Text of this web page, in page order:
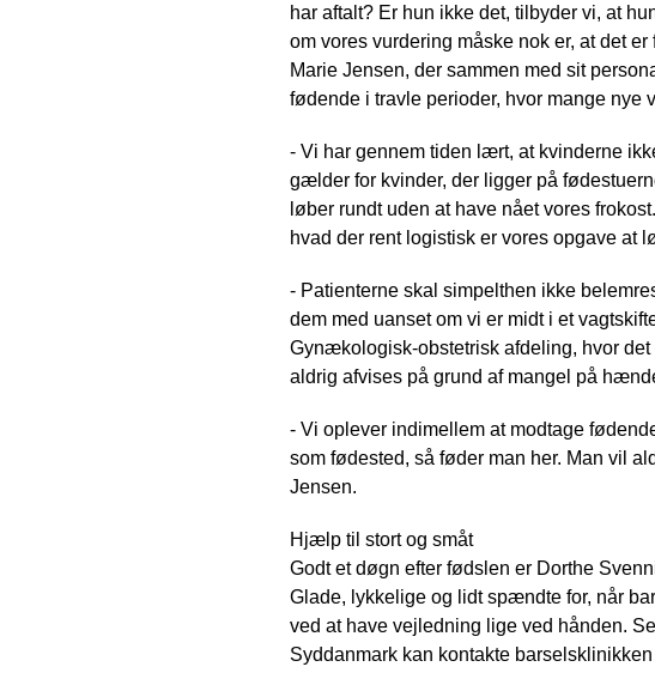
har aftalt? Er hun ikke det, tilbyder vi, at
om vores vurdering måske nok er, at det
Marie Jensen, der sammen med sit
fødende i travle perioder, hvor mange
- Vi har gennem tiden lært, at kvinderne
gælder for kvinder, der ligger på
løber rundt uden at have nået vores
hvad der rent logistisk er vores opgave at
- Patienterne skal simpelthen ikke
dem med uanset om vi er midt i et
Gynækologisk-obstetrisk afdeling, hvor
aldrig afvises på grund af mangel på
- Vi oplever indimellem at modtage
som fødested, så føder man her. Man vil
Jensen.
Hjælp til stort og småt
Godt et døgn efter fødslen er Dorthe
Glade, lykkelige og lidt spændte for, når
ved at have vejledning lige ved hånden.
Syddanmark kan kontakte